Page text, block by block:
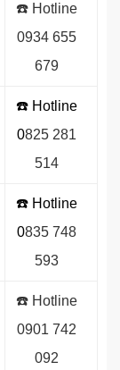
☎️ Hotline
0934 655
679
☎️ Hotline
0825 281
514
☎️ Hotline
0835 748
593
☎️ Hotline
0901 742
092